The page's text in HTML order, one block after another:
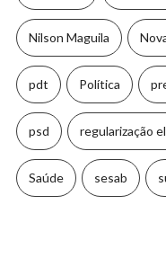
Nilson Maguila
pdt Política
psd regularização
Saúde sesab